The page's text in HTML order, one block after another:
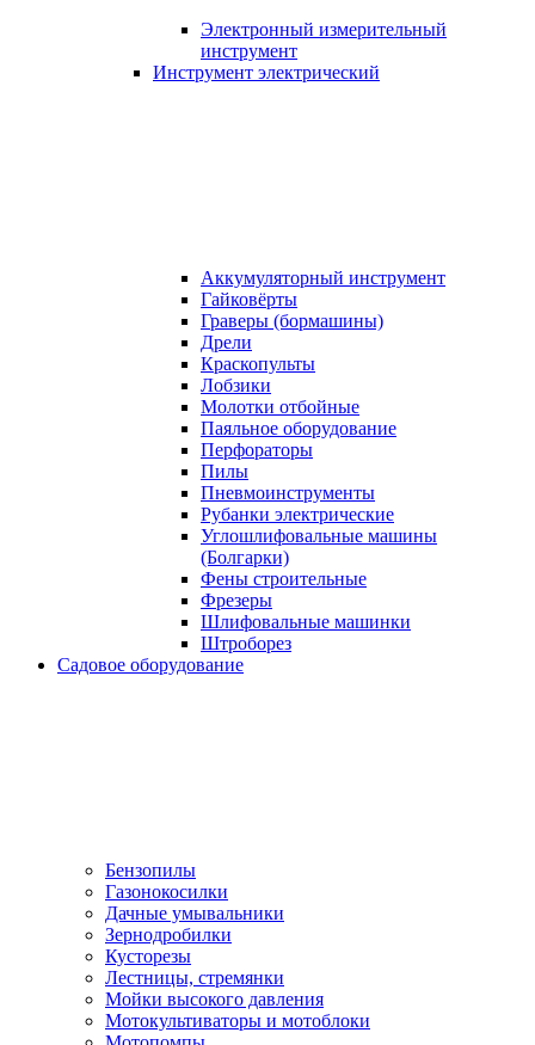
Электронный измерительный
инструмент
Инструмент электрический
Аккумуляторный инструмент
Гайковёрты
Граверы (бормашины)
Дрели
Краскопульты
Лобзики
Молотки отбойные
Паяльное оборудование
Перфораторы
Пилы
Пневмоинструменты
Рубанки электрические
Углошлифовальные машины
(Болгарки)
Фены строительные
Фрезеры
Шлифовальные машинки
Штроборез
Садовое оборудование
Бензопилы
Газонокосилки
Дачные умывальники
Зернодробилки
Кусторезы
Лестницы, стремянки
Мойки высокого давления
Мотокультиваторы и мотоблоки